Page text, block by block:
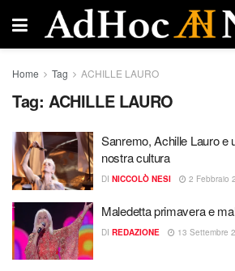
Home Tag ACHILLE LAURO
Tag: ACHILLE LAURO
Sanremo, Achille Lauro e
nostra cultura
DI NICCOLÒ NESI 2 Febbraio
Maledetta primavera e
DI REDAZIONE 13 Settembre